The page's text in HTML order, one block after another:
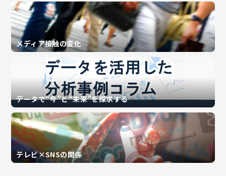
メディア接触の変化
データで“今”と“未来”を探求する
テレビ×SNSの関係